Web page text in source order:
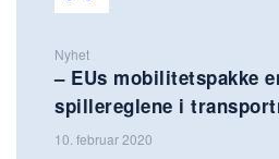
Nyhet
– EUs mobilitetspakke
spillereglene i
10. februar 2020